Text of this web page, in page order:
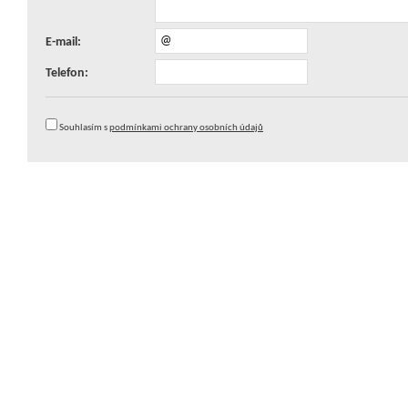
E-mail:
Telefon:
Souhlasím spodmínkami ochrany osobních údajů